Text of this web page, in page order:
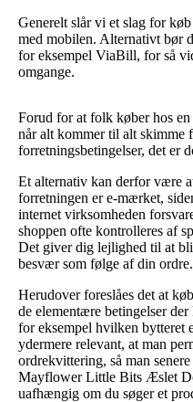
Generelt slår vi et slag for
med mobilen. Alternativt bør
for eksempel ViaBill, for så
omgange.
Forud for at folk køber hos
når alt kommer til alt skimme
forretningsbetingelser, det er
Et alternativ kan derfor være
forretningen er e-mærket,
internet virksomheden
shoppen ofte kontrolleres af
Det giver dig lejlighed til at
besvær som følge af din ordre.
Herudover foreslåes det at
de elementære betingelser
for eksempel hvilken bytteret
ydermere relevant, at man
ordrekvittering, så man
Mayflower Little Bits Æslet
uafhængig om du søger et